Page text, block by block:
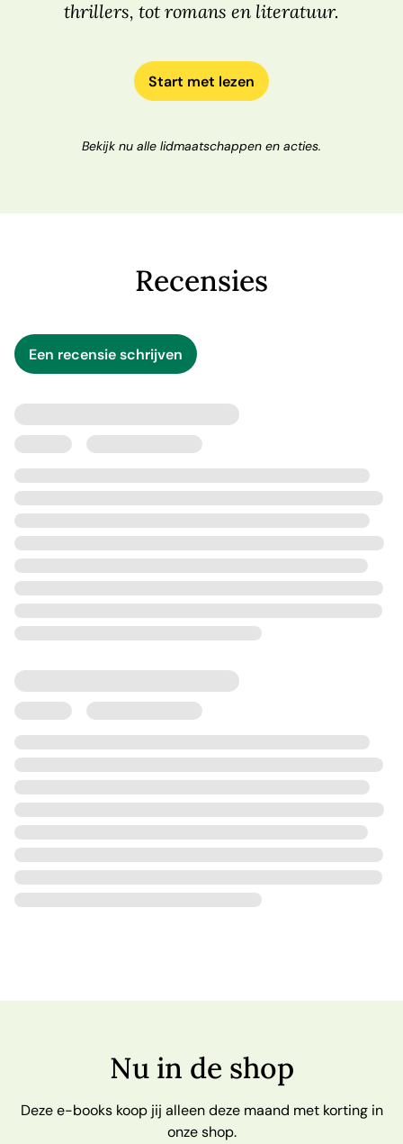
thrillers, tot romans en literatuur.
Start met lezen
Bekijk nu alle lidmaatschappen en acties.
Recensies
Een recensie schrijven
Nu in de shop
Deze e-books koop jij alleen deze maand met korting in
onze shop.